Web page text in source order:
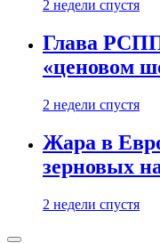
2 недели спустя
Глава
«ценовом
2 недели спустя
Жара в
зерновых
2 недели спустя